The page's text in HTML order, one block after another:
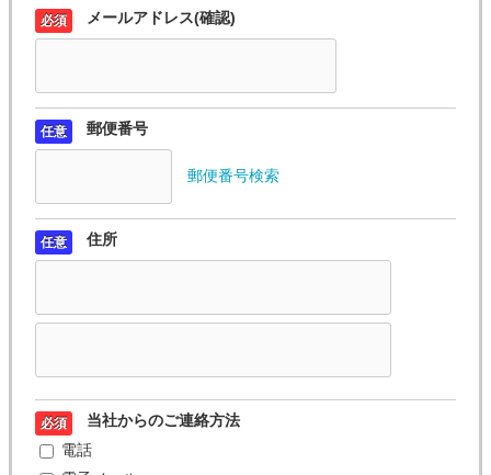
必須 メールアドレス(確認)
任意 郵便番号
郵便番号検索
任意 住所
必須
当社からのご連絡方法
電話